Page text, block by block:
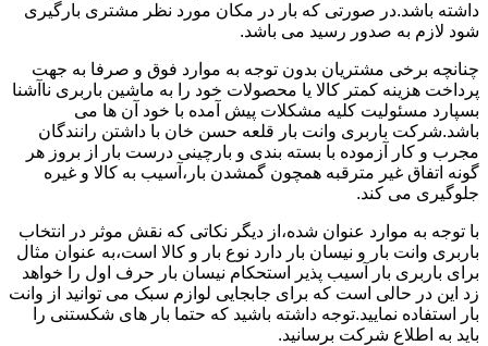
داشته باشد.در صورتی که بار در مکان مورد نظر مشتری بارگیری
شود لازم به صدور رسید می باشد.
چنانچه برخی مشتریان بدون توجه به موارد فوق و صرفا به جهت
پرداخت هزینه کمتر کالا یا محصولات خود را به ماشین باربری ناآشنا
بسپارد مسئولیت کلیه مشکلات پیش آمده با خود آن ها می
باشد.شرکت باربری وانت بار قلعه حسن خان با داشتن رانندگان
مجرب و کار آزموده با بسته بندی و بارچینی درست بار از بروز هر
گونه اتفاق غیر مترقبه همچون گمشدن بار،آسیب به کالا و غیره
جلوگیری می کند.
با توجه به موارد عنوان شده،از دیگر نکاتی که نقش موثر در انتخاب
باربری وانت بار و نیسان بار دارد نوع بار و کالا است،به عنوان مثال
برای باربری بار آسیب پذیر استحکام نیسان بار حرف اول را خواهد
زد این در حالی است که برای جابجایی لوازم سبک می توانید از وانت
بار استفاده نمایید.توجه داشته باشید که حتما بار های شکستنی را
باید به اطلاع شرکت برسانید.